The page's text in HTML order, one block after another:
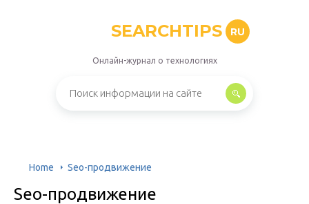
SEARCHTIPS RU
Онлайн-журнал о технологиях
Home Seo-продвижение
Seo-продвижение